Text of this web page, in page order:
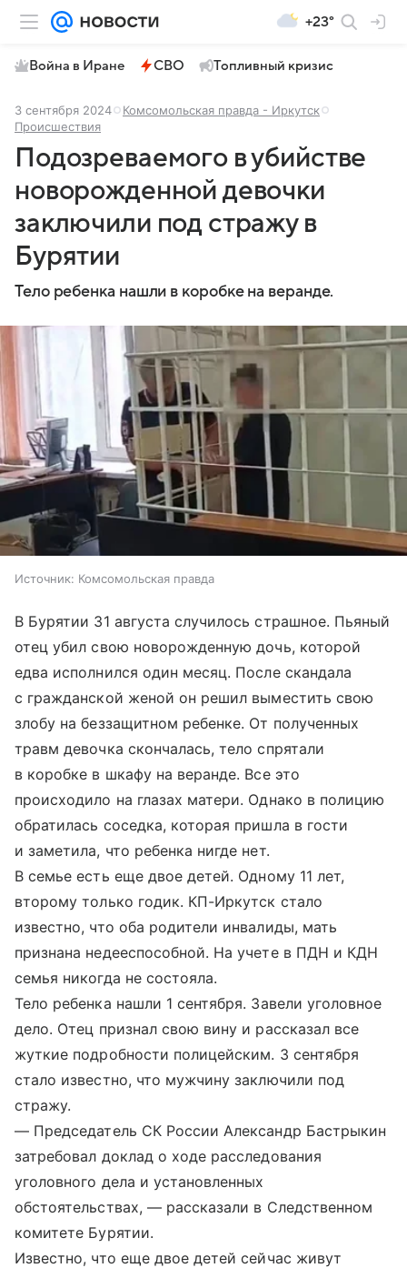
+23°
Война в Иране СВО Топливный кризис
3 сентября 2024
Комсомольская правда - Иркутск
Происшествия
Подозреваемого в убийстве
новорожденной девочки
заключили под стражу в
Бурятии
Тело ребенка нашли в коробке на веранде.
Источник: Комсомольская правда
В Бурятии 31 августа случилось страшное. Пьяный
отец убил свою новорожденную дочь, которой
едва исполнился один месяц. После скандала
с гражданской женой он решил выместить свою
злобу на беззащитном ребенке. От полученных
травм девочка скончалась, тело спрятали
в коробке в шкафу на веранде. Все это
происходило на глазах матери. Однако в полицию
обратилась соседка, которая пришла в гости
и заметила, что ребенка нигде нет.
В семье есть еще двое детей. Одному 11 лет,
второму только годик. КП-Иркутск стало
известно, что оба родители инвалиды, мать
признана недееспособной. На учете в ПДН и КДН
семья никогда не состояла.
Тело ребенка нашли 1 сентября. Завели уголовное
дело. Отец признал свою вину и рассказал все
жуткие подробности полицейским. 3 сентября
стало известно, что мужчину заключили под
стражу.
— Председатель СК России Александр Бастрыкин
затребовал доклад о ходе расследования
уголовного дела и установленных
обстоятельствах, — рассказали в Следственном
комитете Бурятии.
Известно, что еще двое детей сейчас живут